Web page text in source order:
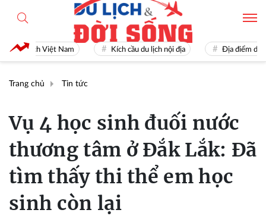
Du lịch Việt Nam Kích cầu du lịch nội địa Địa điểm du lịch
Trang chủ Tin tức
Vụ 4 học sinh đuối nước
thương tâm ở Đắk Lắk: Đã
tìm thấy thi thể em học
sinh còn lại